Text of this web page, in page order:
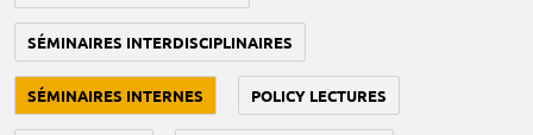
SÉMINAIRES INTERDISCIPLINAIRES
SÉMINAIRES INTERNES POLICY LECTURES